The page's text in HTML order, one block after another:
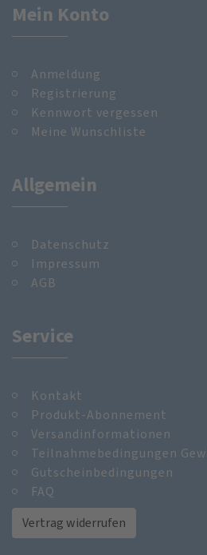
Mein Konto
Anmeldung
Registrierung
Kennwort vergessen
Meine Wunschliste
Allgemein
Datenschutz
Impressum
AGB
Service
Kontakt
Produkt-Abonnement
Versandinformationen
Teilnahmebedingungen
Gutscheinbedingungen
FAQ
Vertrag widerrufen